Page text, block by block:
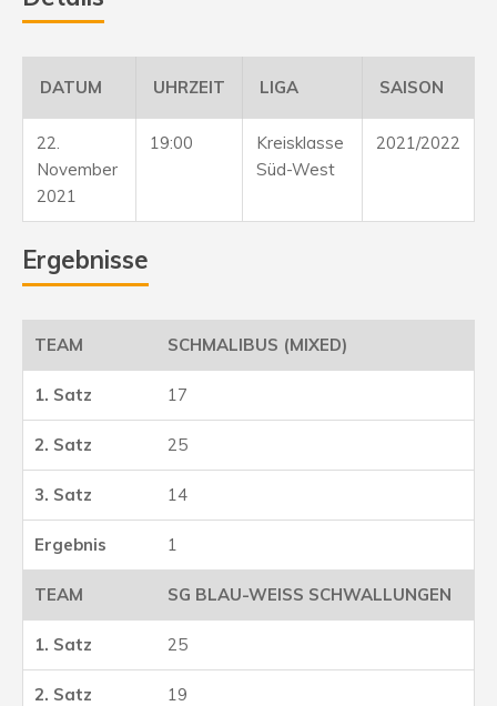
DATUM UHRZEIT LIGA SAISON
22.
November
2021
19:00
Kreisklasse
Süd-West
2021/2022
Ergebnisse
SCHMALIBUS (MIXED)
17
25
14
1
SG BLAU-WEISS SCHWALLUNGEN
25
19